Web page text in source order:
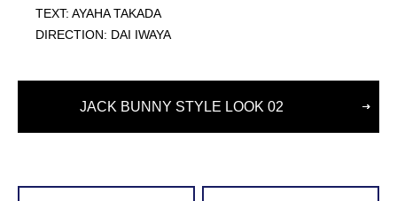
TEXT: AYAHA TAKADA
DIRECTION: DAI IWAYA
JACK BUNNY STYLE LOOK 02